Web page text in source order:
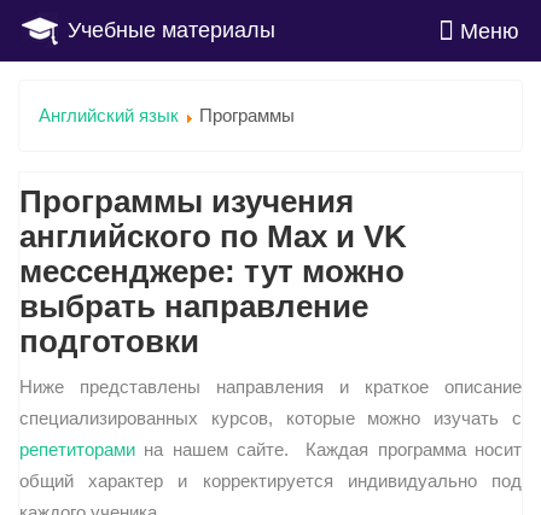
Учебные материалы Меню
Английский язык Программы
Программы изучения
английского по Max и VK
мессенджере: тут можно
выбрать направление
подготовки
Ниже представлены направления и краткое описание
специализированных курсов, которые можно изучать с
репетиторами на нашем сайте. Каждая программа носит
общий характер и корректируется индивидуально под